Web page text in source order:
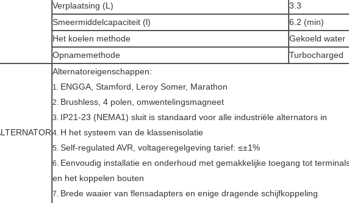
Verplaatsing (L)
3.3
Smeermiddelcapaciteit (l)
6.2 (min)
Het koelen methode
Gekoeld water
Opnamemethode
Turbocharged
Alternatoreigenschappen:
1. ENGGA, Stamford, Leroy Somer, Marathon
2. Brushless, 4 polen, omwentelingsmagneet
3. IP21-23 (NEMA1) sluit is standaard voor alle industriële alternators in
4. H het systeem van de klassenisolatie
5. Self-regulated AVR, voltageregelgeving tarief: ≤±1%
6. Eenvoudig installatie en onderhoud met gemakkelijke toegang tot
en het koppelen bouten
7. Brede waaier van flensadapters en enige dragende schijfkoppeling